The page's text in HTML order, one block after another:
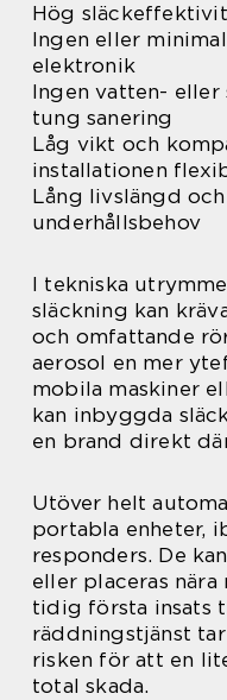
Hög
Ingen eller
elektronik
Ingen vatten- eller
tung sanering
Låg vikt och
installationen
Lång livslängd
underhållsbehov
I tekniska
släckning kan
och omfattande
aerosol en mer
mobila maskiner
kan inbyggda
en brand direkt
Utöver helt
portabla enheter,
responders. De
eller placeras
tidig första insats
räddningstjänst tar
risken för att en
total skada.